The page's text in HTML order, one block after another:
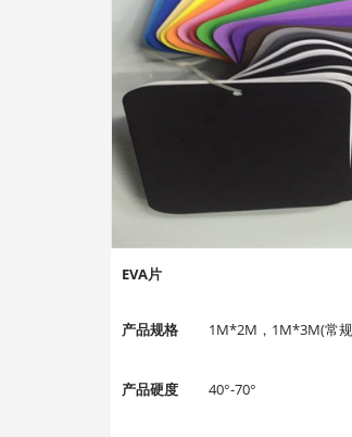
EVA片
产品规格 1M*2M，1M*3M(常
产品硬度 40°-70°